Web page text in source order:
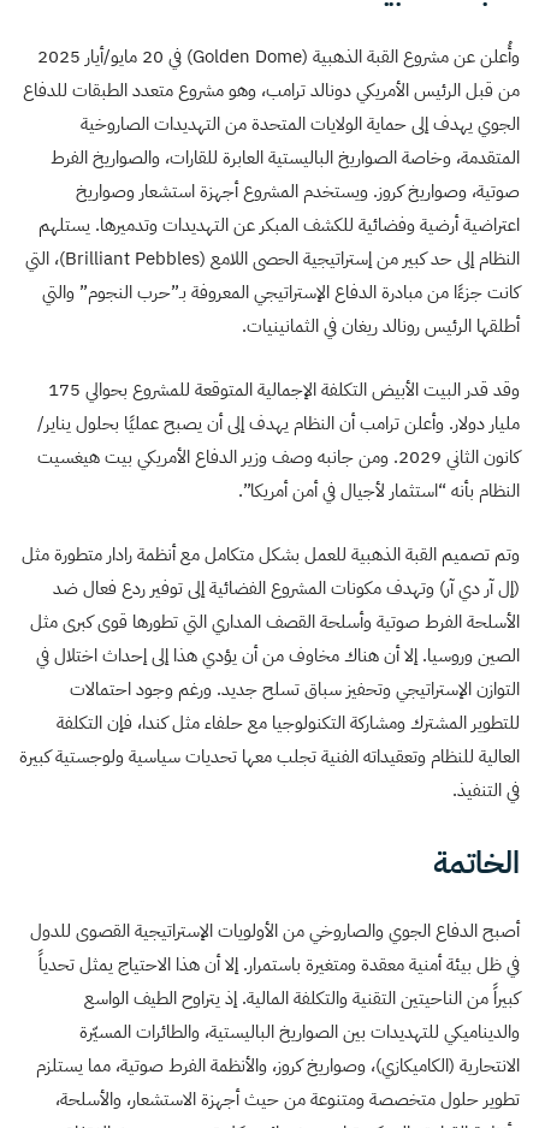
وأُعلن عن مشروع القبة الذهبية (Golden Dome) في 20 مايو/أيار 2025
من قبل الرئيس الأمريكي دونالد ترامب، وهو مشروع متعدد الطبقات للدفاع
الجوي يهدف إلى حماية الولايات المتحدة من التهديدات الصاروخية
المتقدمة، وخاصة الصواريخ الباليستية العابرة للقارات، والصواريخ الفرط
صوتية، وصواريخ كروز. ويستخدم المشروع أجهزة استشعار وصواريخ
اعتراضية أرضية وفضائية للكشف المبكر عن التهديدات وتدميرها. يستلهم
النظام إلى حد كبير من إستراتيجية الحصى اللامع (Brilliant Pebbles)، التي
كانت جزءًا من مبادرة الدفاع الإستراتيجي المعروفة بـ”حرب النجوم” والتي
أطلقها الرئيس رونالد ريغان في الثمانينيات.
وقد قدر البيت الأبيض التكلفة الإجمالية المتوقعة للمشروع بحوالي 175
مليار دولار. وأعلن ترامب أن النظام يهدف إلى أن يصبح عمليًا بحلول يناير/
كانون الثاني 2029. ومن جانبه وصف وزير الدفاع الأمريكي بيت هيغسيت
النظام بأنه “استثمار لأجيال في أمن أمريكا”.
وتم تصميم القبة الذهبية للعمل بشكل متكامل مع أنظمة رادار متطورة مثل
(إل آر دي آر) وتهدف مكونات المشروع الفضائية إلى توفير ردع فعال ضد
الأسلحة الفرط صوتية وأسلحة القصف المداري التي تطورها قوى كبرى مثل
الصين وروسيا. إلا أن هناك مخاوف من أن يؤدي هذا إلى إحداث اختلال في
التوازن الإستراتيجي وتحفيز سباق تسلح جديد. ورغم وجود احتمالات
للتطوير المشترك ومشاركة التكنولوجيا مع حلفاء مثل كندا، فإن التكلفة
العالية للنظام وتعقيداته الفنية تجلب معها تحديات سياسية ولوجستية كبيرة
في التنفيذ.
الخاتمة
أصبح الدفاع الجوي والصاروخي من الأولويات الإستراتيجية القصوى للدول
في ظل بيئة أمنية معقدة ومتغيرة باستمرار. إلا أن هذا الاحتياج يمثل تحدياً
كبيراً من الناحيتين التقنية والتكلفة المالية. إذ يتراوح الطيف الواسع
والديناميكي للتهديدات بين الصواريخ الباليستية، والطائرات المسيّرة
الانتحارية (الكاميكازي)، وصواريخ كروز، والأنظمة الفرط صوتية، مما يستلزم
تطوير حلول متخصصة ومتنوعة من حيث أجهزة الاستشعار، والأسلحة،